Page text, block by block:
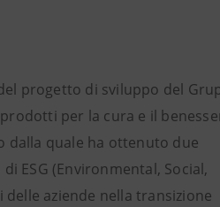
progetto di sviluppo del
per la cura e il
dalla quale ha ottenuto due
ESG (Environmental, Social,
aziende nella transizione